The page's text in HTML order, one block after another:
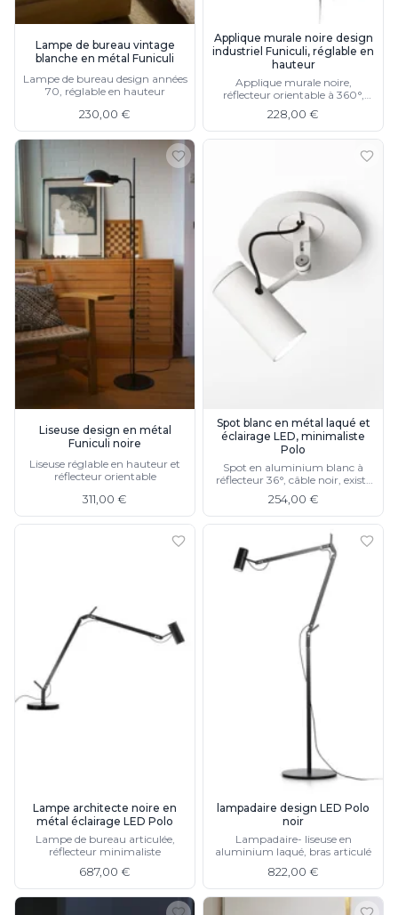
Lampe de bureau vintage
blanche en métal Funiculi
Lampe de bureau design années
70, réglable en hauteur
230,00 €
Applique murale noire design
industriel Funiculi, réglable en
hauteur
Applique murale noire,
réflecteur orientable à 360°,
Funiculí, disponible en blanc ou
gris.
228,00 €
Liseuse design en métal
Funiculi noire
Liseuse réglable en hauteur et
réflecteur orientable
311,00 €
Spot blanc en métal laqué et
éclairage LED, minimaliste
Polo
Spot en aluminium blanc à
réflecteur 36°, câble noir, existe
254,00 €
Lampe architecte noire en
métal éclairage LED Polo
Lampe de bureau articulée,
réflecteur minimaliste
687,00 €
lampadaire design LED Polo
noir
Lampadaire- liseuse en
aluminium laqué, bras articulé
822,00 €